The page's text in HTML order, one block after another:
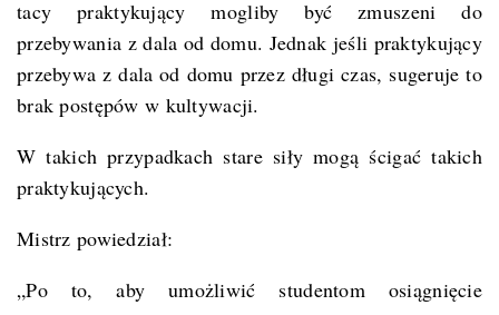
tacy praktykujący mogliby być zmuszeni do
przebywania z dala od domu. Jednak jeśli praktykujący
przebywa z dala od domu przez długi czas, sugeruje to
brak postępów w kultywacji.
W takich przypadkach stare siły mogą ścigać takich
praktykujących.
Mistrz powiedział:
„Po to, aby umożliwić studentom osiągnięcie